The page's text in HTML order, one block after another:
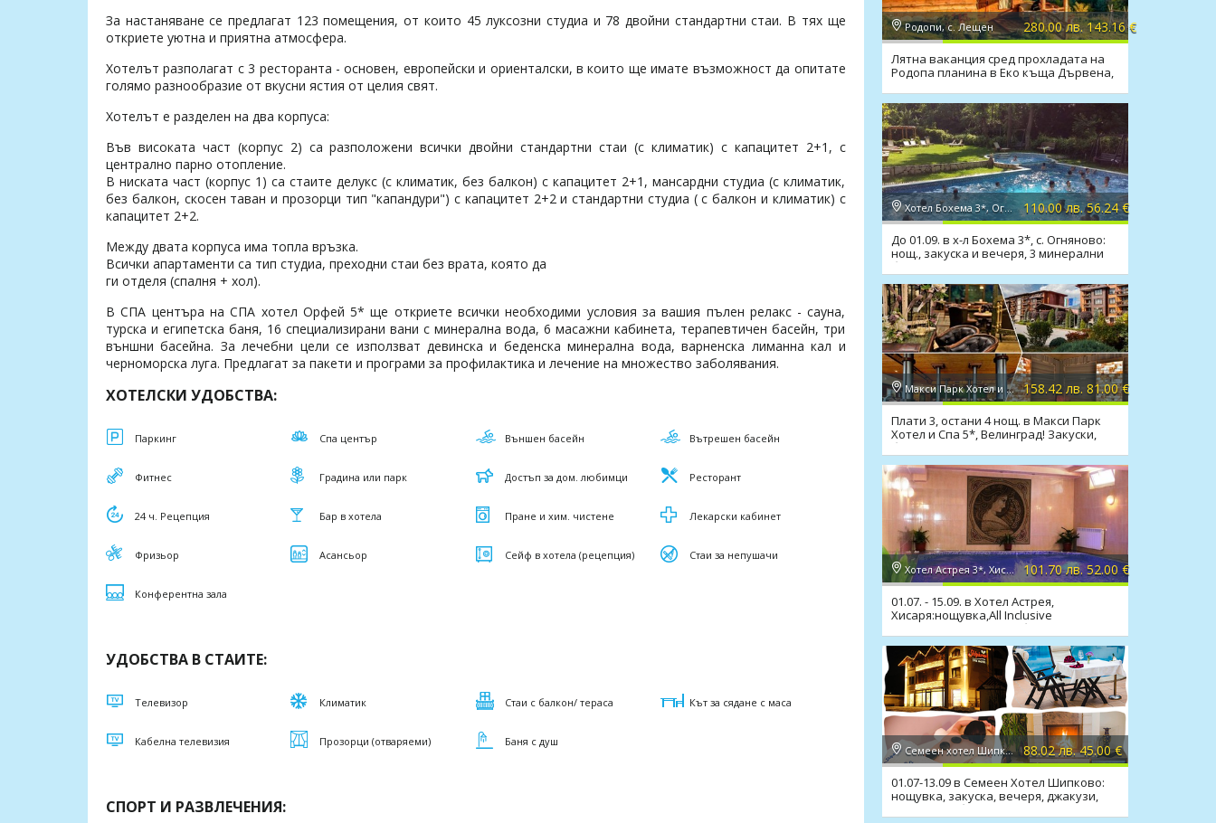
За настаняване се предлагат 123 помещения, от които 45 луксозни студиа и 78 двойни стандартни стаи. В тях ще
откриете уютна и приятна атмосфера.
Хотелът разполагат с 3 ресторанта - основен, европейски и ориенталски, в които ще имате възможност да опитате
голямо разнообразие от вкусни ястия от целия свят.
Хотелът е разделен на два корпуса:
Във високата част (корпус 2) са разположени всички двойни стандартни стаи (с климатик) с капацитет 2+1, с
централно парно отопление.
В ниската част (корпус 1) са стаите делукс (с климатик, без балкон) с капацитет 2+1, мансардни студиа (с климатик,
без балкон, скосен таван и прозорци тип "капандури") с капацитет 2+2 и стандартни студиа ( с балкон и климатик) с
капацитет 2+2.
Между двата корпуса има топла връзка.
Всички апартаменти са тип студиа, преходни стаи без врата, която да
ги отделя (спалня + хол).
В СПА центъра на СПА хотел Орфей 5* ще откриете всички необходими условия за вашия пълен релакс - сауна,
турска и египетска баня, 16 специализирани вани с минерална вода, 6 масажни кабинета, терапевтичен басейн, три
външни басейна. За лечебни цели се използват девинска и беденска минерална вода, варненска лиманна кал и
черноморска луга. Предлагат за пакети и програми за профилактика и лечение на множество заболявания.
ХОТЕЛСКИ УДОБСТВА:
Паркинг Спа център Външен басейн Вътрешен басейн
Фитнес Градина или парк Достъп за дом. любимци Ресторант
24 ч. Рецепция Бар в хотела Пране и хим. чистене Лекарски кабинет
Фризьор Асансьор Сейф в хотела (рецепция) Стаи за непушачи
Конферентна зала
УДОБСТВА В СТАИТЕ:
Телевизор Климатик Стаи с балкон/ тераса Кът за сядане с маса
Кабелна телевизия Прозорци (отваряеми) Баня с душ
СПОРТ И РАЗВЛЕЧЕНИЯ:
Родопи, с. Лещен 280.00 лв. 143.16 €
Лятна ваканция сред прохладата на
Родопа планина в Еко къща Дървена,
Хотел Бохема 3*, Огняново 110.00 лв. 56.24 €
До 01.09. в х-л Бохема 3*, с. Огняново:
нощ., закуска и вечеря, 3 минерални
басейна, СПА
Макси Парк Хотел и Спа 5*, Велинград 158.42 лв. 81.00 €
Плати 3, остани 4 нощ. в Макси Парк
Хотел и Спа 5*, Велинград! Закуски,
басейни, СПА
Хотел Астрея 3*, Хисаря 101.70 лв. 52.00 €
01.07. - 15.09. в Хотел Астрея,
Хисаря:нощувка,All Inclusive
Light,релакс зона,мин. басейн
Семеен хотел Шипково 3*, с. Шипково 88.02 лв. 45.00 €
01.07-13.09 в Семеен Хотел Шипково:
нощувка, закуска, вечеря, джакузи,
сауна, мин. басейн